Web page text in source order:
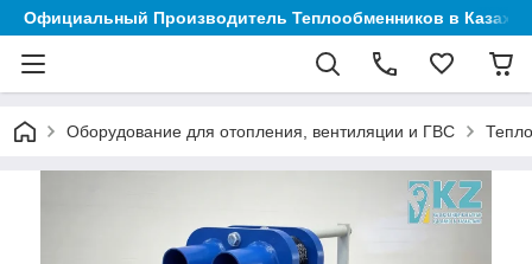
Официальный Производитель Теплообменников в
Оборудование для отопления, вентиляции и ГВС